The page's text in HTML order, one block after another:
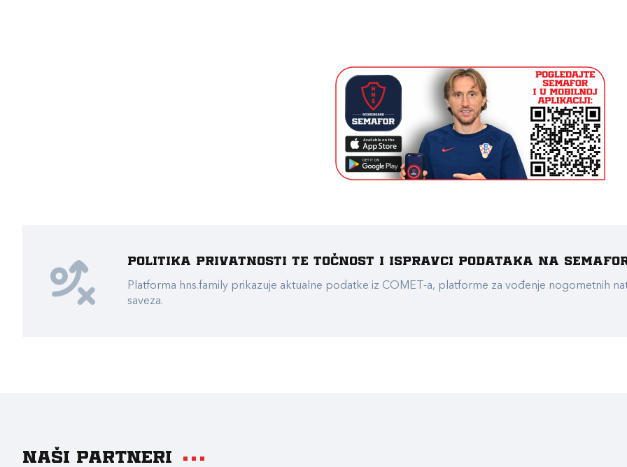
Politika privatnosti te točnost i ispravci podataka na
Platforma hns.family prikazuje aktualne podatke iz COMET-a, platforme za vođenje nogometnih
saveza.
Naši partneri